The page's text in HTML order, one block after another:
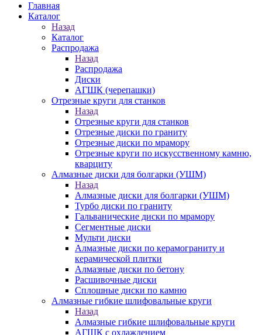
Главная
Каталог
Назад
Каталог
Распродажа
Назад
Распродажа
Диски
АГШК (черепашки)
Отрезные круги для станков
Назад
Отрезные круги для станков
Отрезные диски по граниту
Отрезные диски по мрамору
Отрезные круги по искусственному камню,
кварциту
Алмазные диски для болгарки (УШМ)
Назад
Алмазные диски для болгарки (УШМ)
Турбо диски по граниту
Гальванические диски по мрамору
Сегментные диски
Мульти диски
Алмазные диски по керамограниту и
керамической плитки
Алмазные диски по бетону
Расшивочные диски
Сплошные диски по камню
Алмазные гибкие шлифовальные круги
Назад
Алмазные гибкие шлифовальные круги
АГШК с охлаждением